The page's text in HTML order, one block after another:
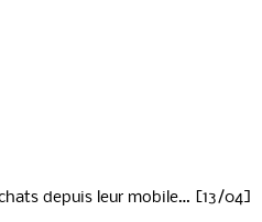
depuis leur mobile… [13/04]